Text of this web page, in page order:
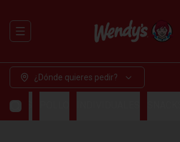
Abrir menu de navegación
¿Dónde quieres pedir?